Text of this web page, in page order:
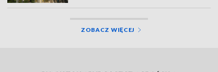
ZOBACZ WIĘCEJ